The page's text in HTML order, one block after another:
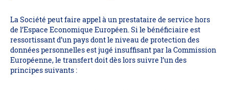
La Société peut faire appel à un prestataire de service hors
de l’Espace Economique Européen. Si le bénéficiaire est
ressortissant d’un pays dont le niveau de protection des
données personnelles est jugé insuffisant par la Commission
Européenne, le transfert doit dès lors suivre l’un des
principes suivants :